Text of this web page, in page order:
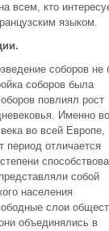
всем, кто
языком.
соборов не
соборов была
повлиял рост
Именно во
во всей Европе,
период отличается
собой
населения
слои
объединялись в